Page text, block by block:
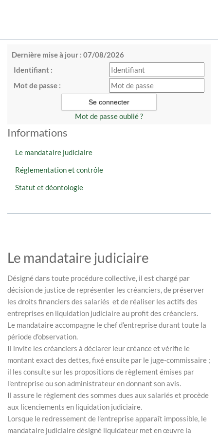
Dernière mise à jour : 07/08/2026
Identifiant :
Mot de passe :
Mot de passe oublié ?
Informations
Le mandataire judiciaire
Réglementation et contrôle
Statut et déontologie
Le mandataire judiciaire
Désigné dans toute procédure collective, il est chargé par
décision de justice de représenter les créanciers, de préserver
les droits financiers des salariés et de réaliser les actifs des
entreprises en liquidation judiciaire au profit des créanciers.
Le mandataire accompagne le chef d’entreprise durant toute la
période d’observation.
Il invite les créanciers à déclarer leur créance et vérifie le
montant exact des dettes, fixé ensuite par le juge-commissaire ;
il les consulte sur les propositions de règlement émises par
l'entreprise ou son administrateur en donnant son avis.
Il assure le règlement des sommes dues aux salariés et procède
aux licenciements en liquidation judiciaire.
Lorsque le redressement de l’entreprise apparaît impossible, le
mandataire judiciaire désigné liquidateur met en œuvre la